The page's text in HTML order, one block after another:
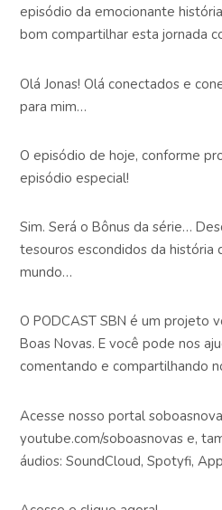
episódio da emocionante
bom compartilhar esta jornada
Olá Jonas! Olá conectados e
para mim…
O episódio de hoje, conforme
episódio especial!
Sim. Será o Bônus da série…
tesouros escondidos da história
mundo…
O PODCAST SBN é um projeto
Boas Novas. E você pode nos
comentando e compartilhando
Acesse nosso portal
youtube.com/soboasnovas e,
áudios: SoundCloud, Spotyfi,